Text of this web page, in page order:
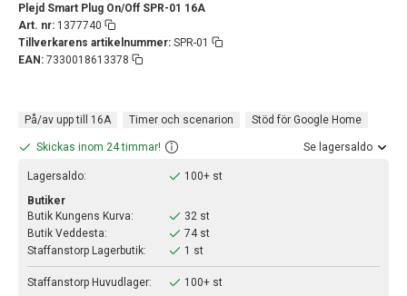
Plejd Smart Plug On/Off SPR-01 16A
Art. nr: 1377740
Tillverkarens artikelnummer: SPR-01
EAN: 7330018613378
På/av upp till 16A Timer och scenarion Stöd för Google Home
Skickas inom 24 timmar! Se lagersaldo
Lagersaldo:
100+ st
Butiker
Butik Kungens Kurva:
32 st
Butik Veddesta:
74 st
Staffanstorp Lagerbutik:
1 st
Staffanstorp Huvudlager:
100+ st